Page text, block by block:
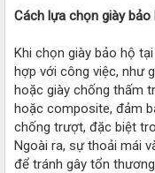
Cách lựa chọn giày
Khi chọn giày bảo hộ
hợp với công việc, như
hoặc giày chống thấm
hoặc composite, đảm
chống trượt, đặc biệt
Ngoài ra, sự thoải mái
để tránh gây tổn